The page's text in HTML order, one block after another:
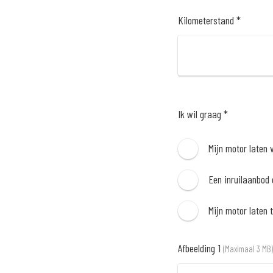
Kilometerstand *
Ik wil graag *
Mijn motor laten
Een inruilaanbod
Mijn motor laten
Afbeelding 1 (Maximaal 3 MB)